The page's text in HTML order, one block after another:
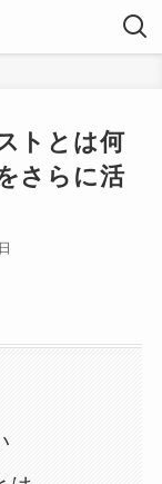
トとは何
さらに活